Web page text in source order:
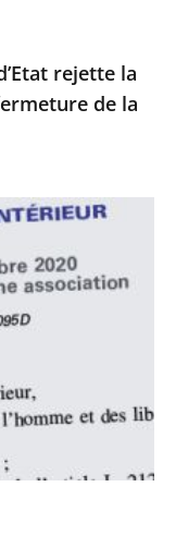
rejette la
de la